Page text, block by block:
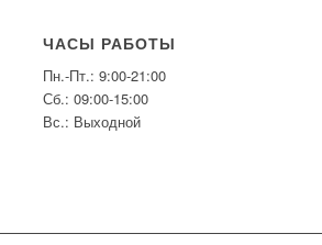
ЧАСЫ РАБОТЫ
Пн.-Пт.: 9:00-21:00
Сб.: 09:00-15:00
Вс.: Выходной